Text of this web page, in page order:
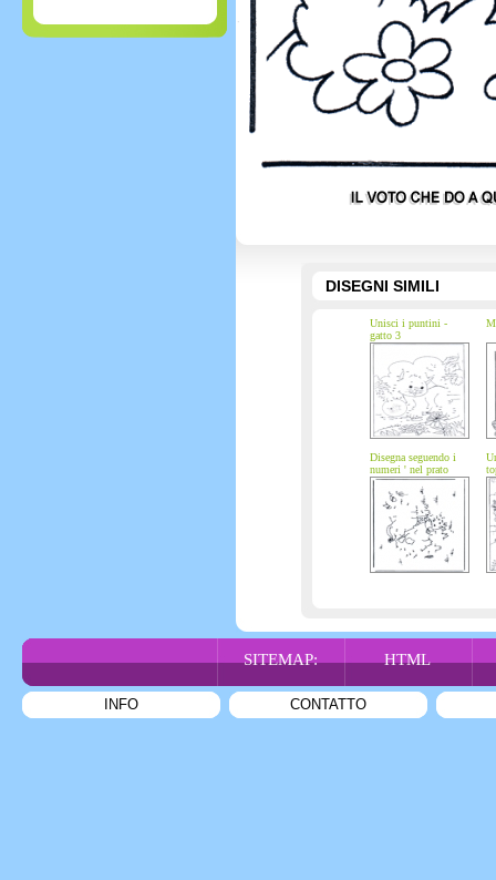
DISEGNI SIMILI
Unisci i puntini -
gatto 3
Disegna seguendo i
numeri ' nel prato
SITEMAP: HTML
INFO CONTATTO